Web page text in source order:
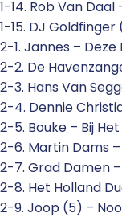
1-14. Rob Van
1-15. DJ
2-1. Jannes – Deze
2-2. De
2-3. Hans Van
2-4. Dennie
2-5. Bouke – Bij
2-6. Martin Dams
2-7. Grad Damen
2-8. Het Holland
2-9. Joop (5) –